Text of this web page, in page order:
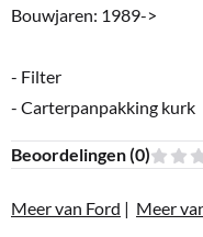
Bouwjaren: 1989->
- Filter
- Carterpanpakking kurk
Beoordelingen (0)
Meer van Ford | Meer